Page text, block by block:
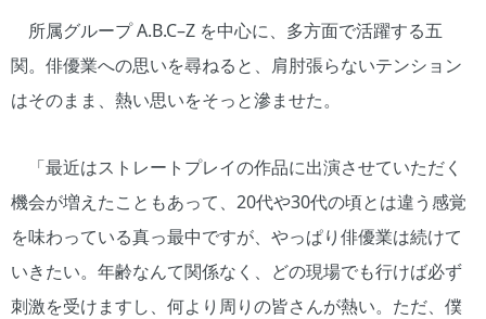
所属グループ A.B.C–Z を中心に、多方面で活躍する五
関。俳優業への思いを尋ねると、肩肘張らないテンション
はそのまま、熱い思いをそっと滲ませた。
「最近はストレートプレイの作品に出演させていただく
機会が増えたこともあって、20代や30代の頃とは違う感覚
を味わっている真っ最中ですが、やっぱり俳優業は続けて
いきたい。年齢なんて関係なく、どの現場でも行けば必ず
刺激を受けますし、何より周りの皆さんが熱い。ただ、僕